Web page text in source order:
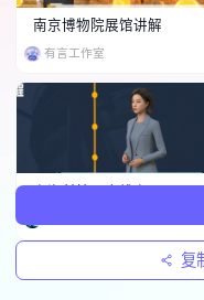
南京博物院展馆讲解
有言工作室
上海科技历史线上云展厅
复